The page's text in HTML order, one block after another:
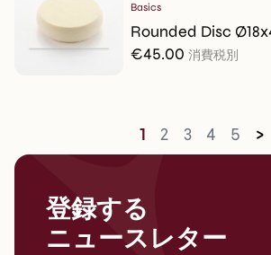
Basics
Rounded Disc
€45.00 消費税別
1 2 3 4 5 >
登録する
ニュースレター